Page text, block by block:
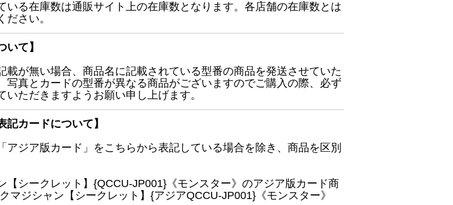
いる在庫数は通販サイト上の在庫数となります。各店舗の在庫数とは
さい。
いて】
載が無い場合、商品名に記載されている型番の商品を発送させていた
写真とカードの型番が異なる商品がございますのでご購入の際、必ず
いただきますようお願い申し上げます。
記カードについて】
アジア版カード」をこちらから表記している場合を除き、商品を区別
【シークレット】{QCCU-JP001}《モンスター》のアジア版カード商
ジシャン【シークレット】{アジアQCCU-JP001}《モンスター》